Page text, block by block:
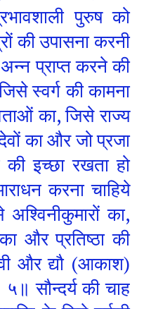
पुरुष को
की उपासना करनी
प्राप्त करने की
स्वर्ग की कामना
का, जिसे राज्य
का और जो प्रजा
इच्छा रखता हो
करना चाहिये
का,
और प्रतिष्ठा की
और द्यौ (आकाश)
सौन्दर्य की चाह